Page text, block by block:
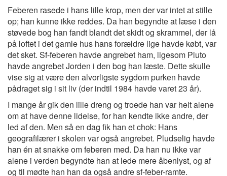
Feberen rasede i hans lille krop, men der var intet at stille
op; han kunne ikke reddes. Da han begyndte at læse i den
støvede bog han fandt blandt det skidt og skrammel, der lå
på loftet i det gamle hus hans forældre lige havde købt, var
det sket. Sf-feberen havde angrebet ham, ligesom Pluto
havde angrebet Jorden i den bog han læste. Dette skulle
vise sig at være den alvorligste sygdom purken havde
pådraget sig i sit liv (der indtil 1984 havde varet 23 år).
I mange år gik den lille dreng og troede han var helt alene
om at have denne lidelse, for han kendte ikke andre, der
led af den. Men så en dag fik han et chok: Hans
geografilærer i skolen var også angrebet. Pludselig havde
han én at snakke om feberen med. Da han nu ikke var
alene i verden begyndte han at lede mere åbenlyst, og af
og til mødte han han da også andre sf-feber-ramte.